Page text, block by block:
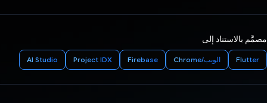
مصمَّم بالاستناد إلى
Flutter الويب/Chrome Firebase
Project IDX
AI Studio